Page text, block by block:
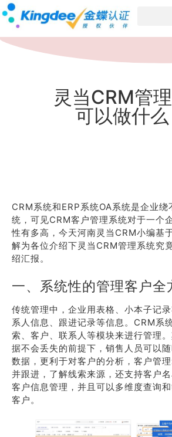
灵当CRM管
可以做什么
CRM系统和ERP系统OA系统是企业绕
统，可见CRM客户管理系统对于一个
性有多高，今天河南灵当CRM小编基
解为各位介绍下灵当CRM管理系统究
绍汇报。
一、系统性的管理客户全
传统管理中，企业用表格、小本子记
系人信息、跟进记录等信息。CRM系
索、客户、联系人等模块来进行管理
据不会丢失的前提下，销售人员可以
数据，更利于对客户的分析，客户管
并跟进，了解线索来源，还支持客户
客户信息管理，并且可以多维度查询
客户。